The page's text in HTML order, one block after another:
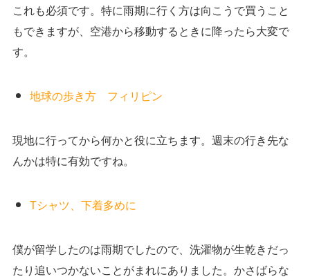
これも必須です。特に雨期に行く方は向こうで買うこと
もできますが、空港から移動するときに降ったら大変で
す。
地球の歩き方 フィリピン
現地に行ってから何かと役に立ちます。週末の行き先な
んかは特に有効ですね。
Tシャツ、下着多めに
僕が留学したのは雨期でしたので、洗濯物が生乾きだっ
たり追いつかないことがまれにありました。かさばらな